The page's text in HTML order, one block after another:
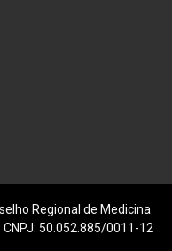
Regional de Medicina
50.052.885/0011-12